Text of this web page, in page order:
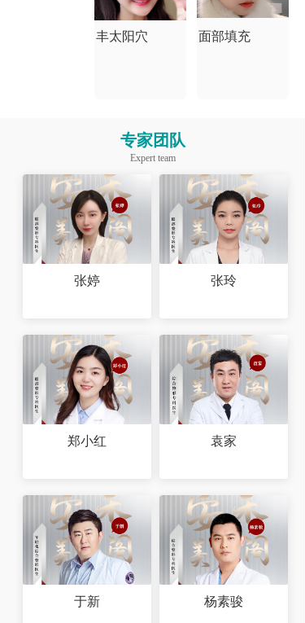
丰太阳穴 面部填充
专家团队
张婷 张玲
郑小红 袁家
于新 杨素骏
Expert team